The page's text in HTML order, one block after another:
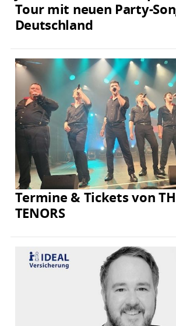
Tour mit neuen Party-
Deutschland
Termine & Tickets von
TENORS